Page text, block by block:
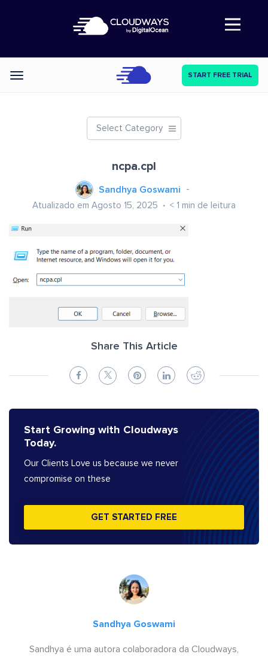
Abre a navegação
Categories START FREE TRIAL
Select Category
ncpa.cpl
Sandhya Goswami
Atualizado em Agosto 15, 2025 < 1 min de leitura
Share This Article
Start Growing with Cloudways
Today.
Our Clients Love us because we never
compromise on these
GET STARTED FREE
Sandhya Goswami
Sandhya é uma autora colaboradora da Cloudways,